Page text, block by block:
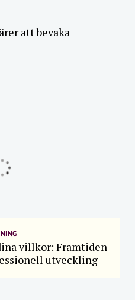
att bevaka
villkor: Framtiden
utveckling